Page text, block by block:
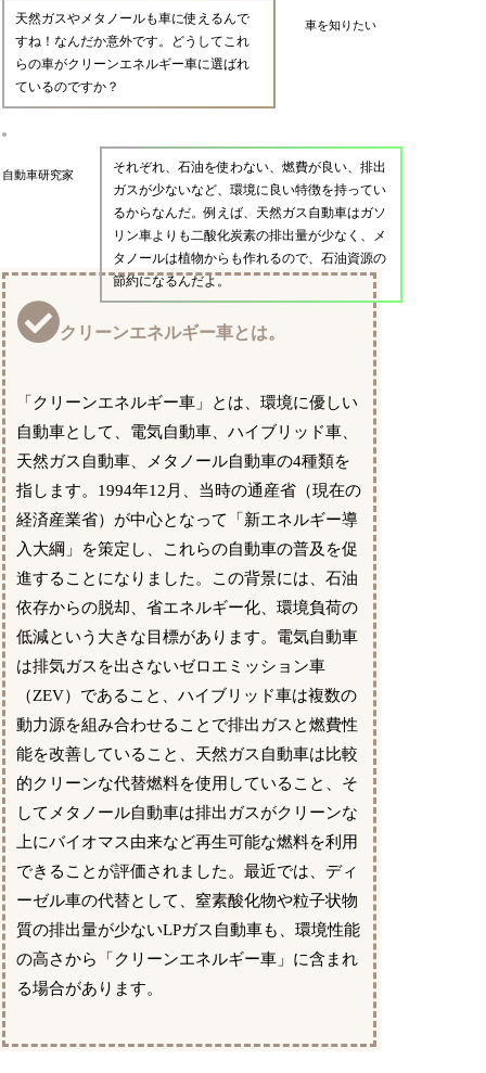
車を知りたい
天然ガスやメタノールも車に使えるんで
すね！なんだか意外です。どうしてこれ
らの車がクリーンエネルギー車に選ばれ
ているのですか？
自動車研究家
それぞれ、石油を使わない、燃費が良い、排出
ガスが少ないなど、環境に良い特徴を持ってい
るからなんだ。例えば、天然ガス自動車はガソ
リン車よりも二酸化炭素の排出量が少なく、メ
タノールは植物からも作れるので、石油資源の
節約になるんだよ。
クリーンエネルギー車とは。
「クリーンエネルギー車」とは、環境に優しい
自動車として、電気自動車、ハイブリッド車、
天然ガス自動車、メタノール自動車の4種類を
指します。1994年12月、当時の通産省（現在の
経済産業省）が中心となって「新エネルギー導
入大綱」を策定し、これらの自動車の普及を促
進することになりました。この背景には、石油
依存からの脱却、省エネルギー化、環境負荷の
低減という大きな目標があります。電気自動車
は排気ガスを出さないゼロエミッション車
（ZEV）であること、ハイブリッド車は複数の
動力源を組み合わせることで排出ガスと燃費性
能を改善していること、天然ガス自動車は比較
的クリーンな代替燃料を使用していること、そ
してメタノール自動車は排出ガスがクリーンな
上にバイオマス由来など再生可能な燃料を利用
できることが評価されました。最近では、ディ
ーゼル車の代替として、窒素酸化物や粒子状物
質の排出量が少ないLPガス自動車も、環境性能
の高さから「クリーンエネルギー車」に含まれ
る場合があります。